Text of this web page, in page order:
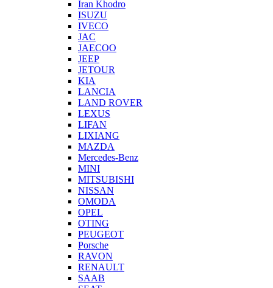
Iran Khodro
ISUZU
IVECO
JAC
JAECOO
JEEP
JETOUR
KIA
LANCIA
LAND ROVER
LEXUS
LIFAN
LIXIANG
MAZDA
Mercedes-Benz
MINI
MITSUBISHI
NISSAN
OMODA
OPEL
OTING
PEUGEOT
Porsche
RAVON
RENAULT
SAAB